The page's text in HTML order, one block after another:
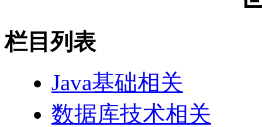
栏目列表
Java基础相关
数据库技术相关